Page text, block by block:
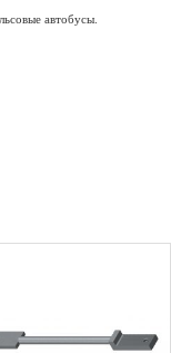
автобусы.